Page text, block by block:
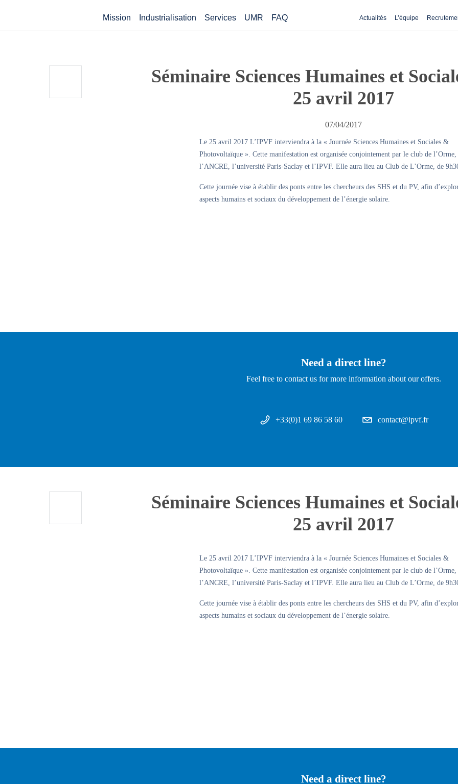
Mission Industrialisation Services UMR FAQ Actualités L’équipe
Séminaire Sciences Humaines et
25 avril 2017
07/04/2017
Le 25 avril 2017 L’IPVF interviendra à la « Journée Sciences Humaines et Sociales &
Photovoltaïque ». Cette manifestation est organisée conjointement par le club de l’Orme,
l’ANCRE, l’université Paris-Saclay et l’IPVF. Elle aura lieu au Club de L’Orme, de
Cette journée vise à établir des ponts entre les chercheurs des SHS et du PV, afin
aspects humains et sociaux du développement de l’énergie solaire.
Need a direct line?
Feel free to contact us for more information about our offers.
+33(0)1 69 86 58 60 contact@ipvf.fr
Séminaire Sciences Humaines et
25 avril 2017
Le 25 avril 2017 L’IPVF interviendra à la « Journée Sciences Humaines et Sociales &
Photovoltaïque ». Cette manifestation est organisée conjointement par le club de l’Orme,
l’ANCRE, l’université Paris-Saclay et l’IPVF. Elle aura lieu au Club de L’Orme, de
Cette journée vise à établir des ponts entre les chercheurs des SHS et du PV, afin
aspects humains et sociaux du développement de l’énergie solaire.
Need a direct line?